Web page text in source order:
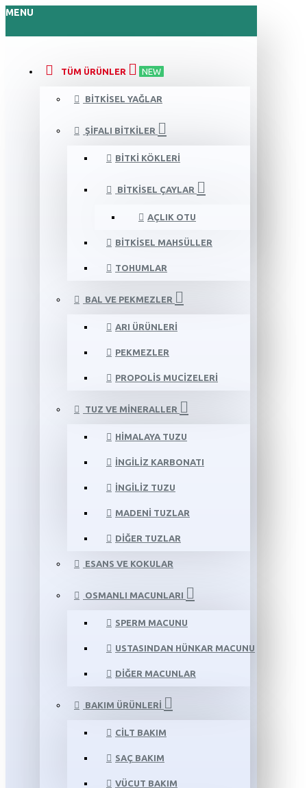
MENU
TÜM ÜRÜNLER NEW
BITKISEL YAĞLAR
ŞIFALI BITKILER
BITKI KÖKLERI
BITKISEL ÇAYLAR
AÇLIK OTU
BITKISEL MAHSÜLLER
TOHUMLAR
BAL VE PEKMEZLER
ARI ÜRÜNLERI
PEKMEZLER
PROPOLIS MUCIZELERI
TUZ VE MINERALLER
HIMALAYA TUZU
İNGILIZ KARBONATI
İNGILIZ TUZU
MADENI TUZLAR
DIĞER TUZLAR
ESANS VE KOKULAR
OSMANLI MACUNLARI
SPERM MACUNU
USTASINDAN HÜNKAR MACUNU
DIĞER MACUNLAR
BAKIM ÜRÜNLERI
CILT BAKIM
SAÇ BAKIM
VÜCUT BAKIM